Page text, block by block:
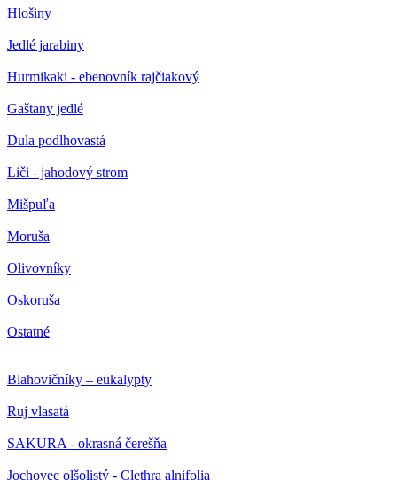
Hlošiny
Jedlé jarabiny
Hurmikaki - ebenovník rajčiakový
Gaštany jedlé
Dula podlhovastá
Liči - jahodový strom
Mišpuľa
Moruša
Olivovníky
Oskoruša
Ostatné
Blahovičníky – eukalypty
Ruj vlasatá
SAKURA - okrasná čerešňa
Jochovec olšolistý - Clethra alnifolia